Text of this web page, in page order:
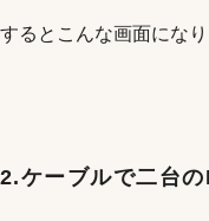
するとこんな画面になり
2.ケーブルで二台